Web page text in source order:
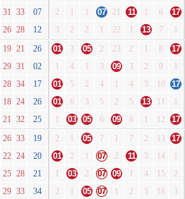
31 33 07 2 1 1 07 21 11 1 6
17
26 28 12 3 2 2 1 22 1 13 7
1
19 21 26 01 3 05 2 23 2 1 8
17
29 31 02 1 4 1 3 09 3 2 9
1
28 34 17 01 5 2 4 1 4 3 10
17
18 24 26 01 6 3 5 2 5 13 11
1
21 32 25 1 03 05 6 09 6 1 12
17
26 33 19 2 1 05 7 1 7 2 13
17
22 24 20 01 2 1 07 2 11 3 14
1
25 28 21 1 03 2 07 09 1 4 15
2
29 33 34 2 1 05 07 1 2 5 16
3